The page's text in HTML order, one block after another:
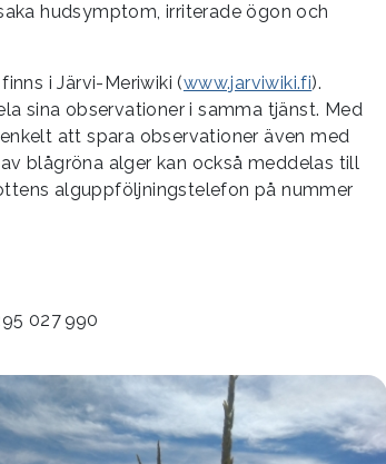
hudsymptom, irriterade ögon och
i Järvi-Meriwiki (www.jarviwiki.fi).
sina observationer i samma tjänst. Med
att spara observationer även med
blågröna alger kan också meddelas till
alguppföljningstelefon på nummer
027 990